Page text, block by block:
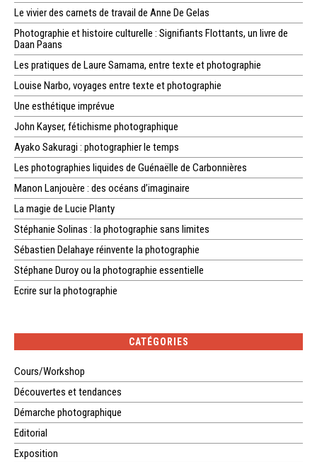
Le vivier des carnets de travail de Anne De Gelas
Photographie et histoire culturelle : Signifiants Flottants, un livre de
Daan Paans
Les pratiques de Laure Samama, entre texte et photographie
Louise Narbo, voyages entre texte et photographie
Une esthétique imprévue
John Kayser, fétichisme photographique
Ayako Sakuragi : photographier le temps
Les photographies liquides de Guénaëlle de Carbonnières
Manon Lanjouère : des océans d’imaginaire
La magie de Lucie Planty
Stéphanie Solinas : la photographie sans limites
Sébastien Delahaye réinvente la photographie
Stéphane Duroy ou la photographie essentielle
Ecrire sur la photographie
CATÉGORIES
Cours/Workshop
Découvertes et tendances
Démarche photographique
Editorial
Exposition